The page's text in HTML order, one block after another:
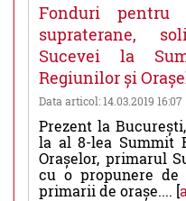
Fonduri pentru
supraterane,
Sucevei la
Regiunilor și
Data articol: 14.03.2019 16:07
Prezent la
la al 8-lea Summit
Orașelor, primarul
cu o propunere
primarii de orașe.... [